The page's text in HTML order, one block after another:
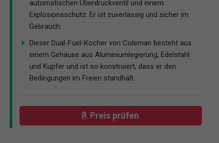
automatischen Überdruckventil und einem
Explosionsschutz. Er ist zuverlässig und sicher im
Gebrauch.
Dieser Dual-Fuel-Kocher von Coleman besteht aus
einem Gehäuse aus Aluminiumlegierung, Edelstahl
und Kupfer und ist so konstruiert, dass er den
Bedingungen im Freien standhält.
Preis prüfen